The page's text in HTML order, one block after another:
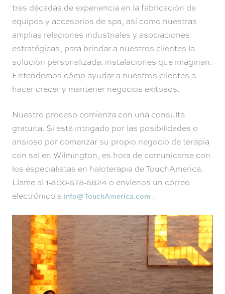
tres décadas de experiencia en la fabricación de
equipos y accesorios de spa, así como nuestras
amplias relaciones industriales y asociaciones
estratégicas, para brindar a nuestros clientes la
solución personalizada. instalaciones que imaginan.
Entendemos cómo ayudar a nuestros clientes a
hacer crecer y mantener negocios exitosos.
Nuestro proceso comienza con una consulta
gratuita. Si está intrigado por las posibilidades o
ansioso por comenzar su propio negocio de terapia
con sal en Wilmington, es hora de comunicarse con
los especialistas en haloterapia de TouchAmerica.
Llame al 1-800-678-6824 o envíenos un correo
electrónico a info@TouchAmerica.com .